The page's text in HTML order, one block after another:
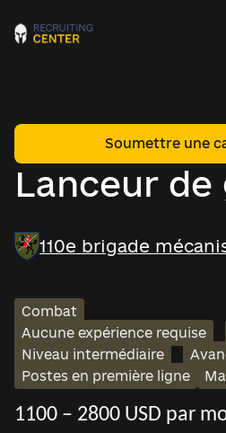
Lanceur de
Soumettre une
110e brigade
Combat
Aucune expérience requise
Niveau intermédiaire
Postes en première ligne
1100 – 2800 USD par